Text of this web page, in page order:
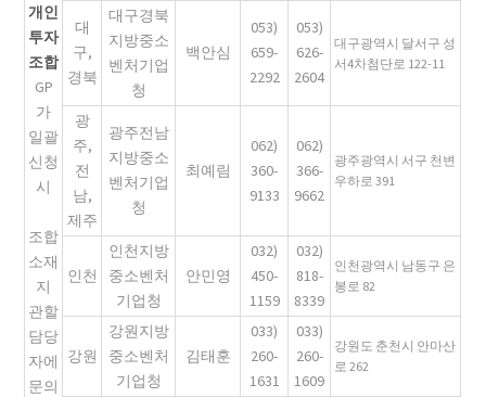
개인
투자
조합
GP
가
일괄
신청
시
조합
소재
지
관할
담당
자에
문의
대
구,
경북
대구경북
지방중소
벤처기업
청
백안심
053)
659-
2292
053)
626-
2604
대구광역시 달서구 성
서4차첨단로 122-11
광
주,
전
남,
제주
광주전남
지방중소
벤처기업
청
최예림
062)
360-
9133
062)
366-
9662
광주광역시 서구 천변
우하로 391
인천
인천지방
중소벤처
기업청
안민영
032)
450-
1159
032)
818-
8339
인천광역시 남동구 은
봉로 82
강원
강원지방
중소벤처
기업청
김태훈
033)
260-
1631
033)
260-
1609
강원도 춘천시 안마산
로 262